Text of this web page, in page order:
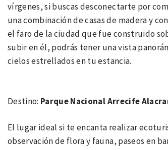
vírgenes, si buscas desconectarte por
una combinación de casas de madera y
el faro de la ciudad que fue construido
subir en él, podrás tener una vista
cielos estrellados en tu estancia.
Destino: Parque Nacional Arrecife
El lugar ideal si te encanta realizar
observación de flora y fauna, paseos en